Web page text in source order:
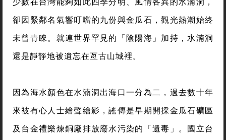
卻因緊鄰名氣響叮噹的九份與金瓜石，觀光熱潮始終
未曾青睞。就連世界罕見的「陰陽海」加持，水湳洞
還是靜靜地被遺忘在亙古山城裡。
因為海水顏色在水湳洞出海口一分為二，過去數十年
來被有心人士繪聲繪影，謠傳是早期開採金瓜石礦區
及台金禮樂煉銅廠排放廢水污染的「遺毒」。國立台